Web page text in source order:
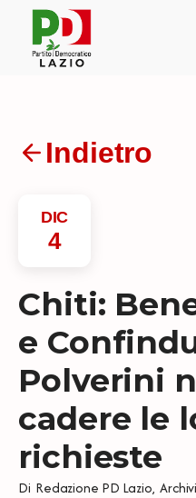
Indietro
DIC
4
Chiti:
e
Polverini
cadere le
richieste
Di Redazione PD Lazio,